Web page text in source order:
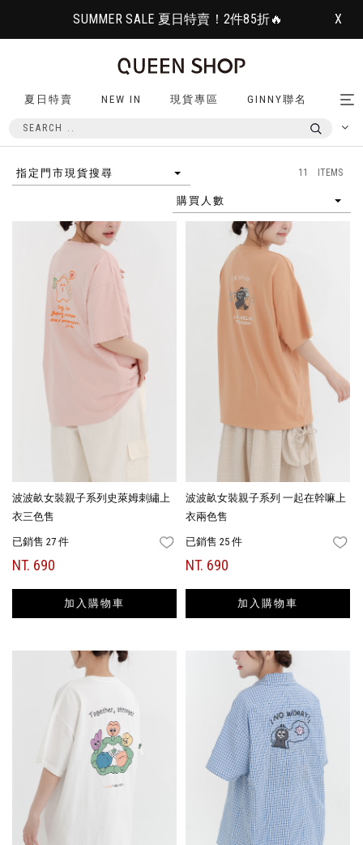
SUMMER SALE 夏日特賣！2件85折🔥 X
夏日特賣 NEW IN 現貨專區 GINNY聯名
指定門市現貨搜尋 11 ITEMS
購買人數
波波畝女裝親子系列史萊姆刺繡上
衣三色售
已銷售 27 件 FAVORITES
NT. 690
加入購物車
波波畝女裝親子系列 一起在幹嘛上
衣兩色售
已銷售 25 件
NT. 690
加入購物車